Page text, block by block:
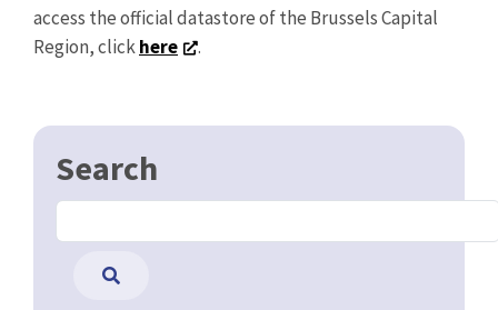
access the official datastore of the Brussels Capital
Region, clickhere .
Search